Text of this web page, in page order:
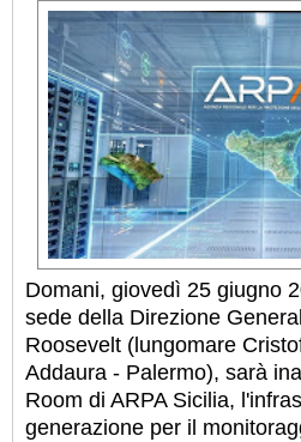
Domani, giovedì 25 giugno
sede della Direzione
Roosevelt (lungomare
Addaura - Palermo), sarà
Room di ARPA Sicilia,
generazione per il